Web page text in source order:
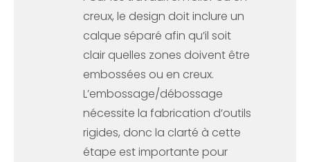
creux, le design doit inclure un
calque séparé afin qu’il soit
clair quelles zones doivent être
embossées ou en creux.
L’embossage/débossage
nécessite la fabrication d’outils
rigides, donc la clarté à cette
étape est importante pour